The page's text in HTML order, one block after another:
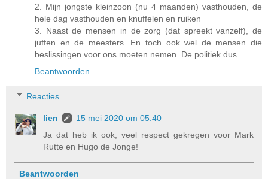
2. Mijn jongste kleinzoon (nu 4 maanden) vasthouden, de
hele dag vasthouden en knuffelen en ruiken
3. Naast de mensen in de zorg (dat spreekt vanzelf), de
juffen en de meesters. En toch ook wel de mensen die
beslissingen voor ons moeten nemen. De politiek dus.
Beantwoorden
Reacties
lien
15 mei 2020 om 05:40
Ja dat heb ik ook, veel respect gekregen voor Mark
Rutte en Hugo de Jonge!
Beantwoorden